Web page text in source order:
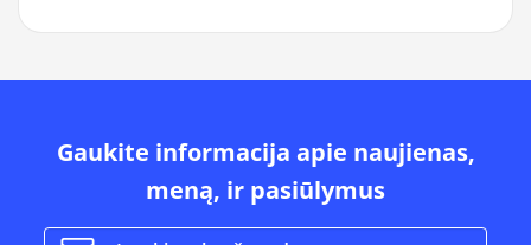
Gaukite informacija apie naujienas,
meną, ir pasiūlymus